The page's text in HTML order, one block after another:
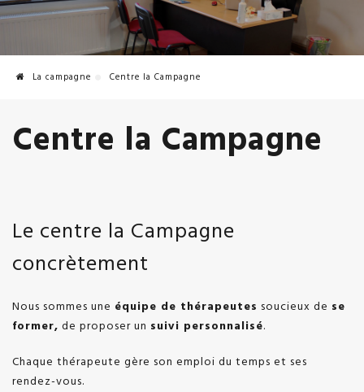
La campagne Centre la Campagne
Centre la Campagne
Le centre la Campagne
concrètement
Nous sommes une équipe de thérapeutes soucieux de se
former, de proposer un suivi personnalisé.
Chaque thérapeute gère son emploi du temps et ses
rendez-vous.